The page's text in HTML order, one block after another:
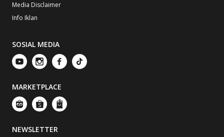
Media Disclaimer
Info Iklan
SOSIAL MEDIA
MARKETPLACE
NEWSLETTER